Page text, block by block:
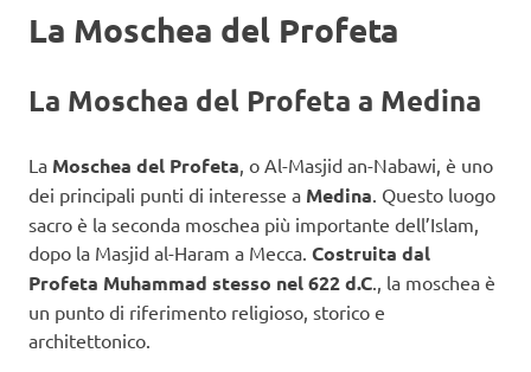
La Moschea del Profeta
La Moschea del Profeta a Medina
La Moschea del Profeta, o Al-Masjid an-Nabawi, è uno
dei principali punti di interesse a Medina. Questo luogo
sacro è la seconda moschea più importante dell’Islam,
dopo la Masjid al-Haram a Mecca. Costruita dal
Profeta Muhammad stesso nel 622 d.C., la moschea è
un punto di riferimento religioso, storico e
architettonico.